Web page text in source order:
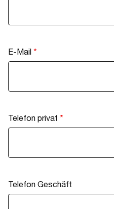
E-Mail
Telefon privat
Telefon Geschäft